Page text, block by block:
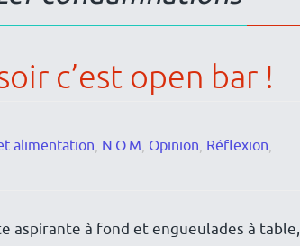
c’est open bar !
alimentation, N.O.M, Opinion, Réflexion,
aspirante à fond et engueulades à table,